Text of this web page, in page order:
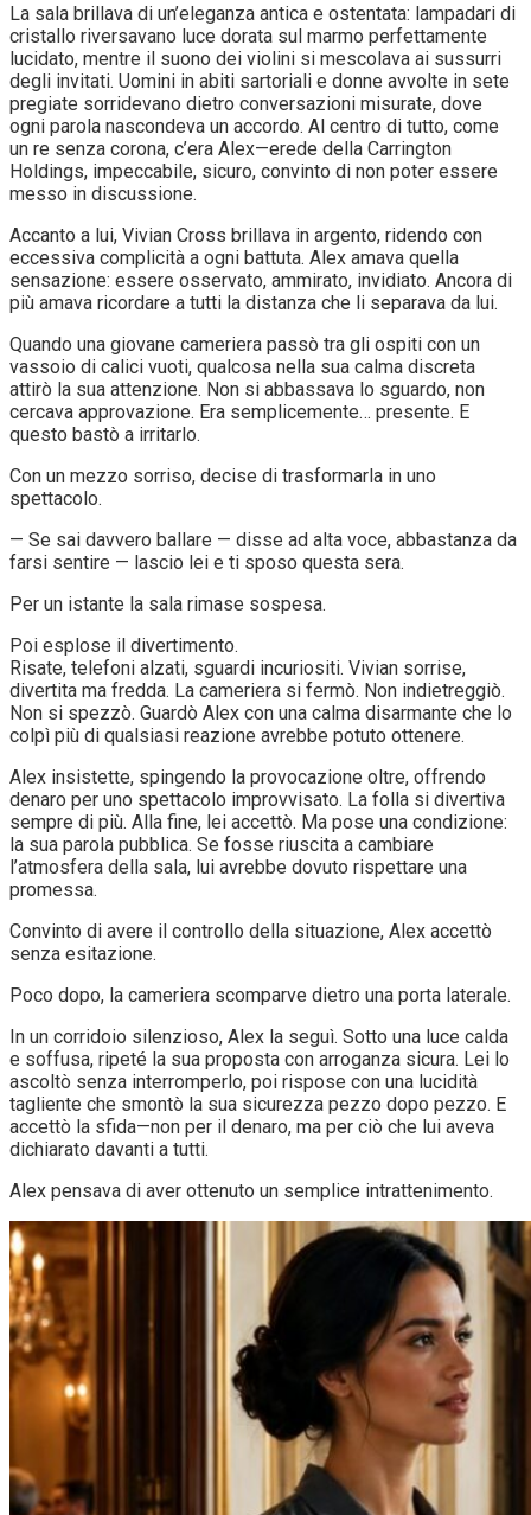
La sala brillava di un’eleganza antica e ostentata: lampadari di
cristallo riversavano luce dorata sul marmo perfettamente
lucidato, mentre il suono dei violini si mescolava ai sussurri
degli invitati. Uomini in abiti sartoriali e donne avvolte in sete
pregiate sorridevano dietro conversazioni misurate, dove
ogni parola nascondeva un accordo. Al centro di tutto, come
un re senza corona, c’era Alex—erede della Carrington
Holdings, impeccabile, sicuro, convinto di non poter essere
messo in discussione.
Accanto a lui, Vivian Cross brillava in argento, ridendo con
eccessiva complicità a ogni battuta. Alex amava quella
sensazione: essere osservato, ammirato, invidiato. Ancora di
più amava ricordare a tutti la distanza che li separava da lui.
Quando una giovane cameriera passò tra gli ospiti con un
vassoio di calici vuoti, qualcosa nella sua calma discreta
attirò la sua attenzione. Non si abbassava lo sguardo, non
cercava approvazione. Era semplicemente… presente. E
questo bastò a irritarlo.
Con un mezzo sorriso, decise di trasformarla in uno
spettacolo.
— Se sai davvero ballare — disse ad alta voce, abbastanza da
farsi sentire — lascio lei e ti sposo questa sera.
Per un istante la sala rimase sospesa.
Poi esplose il divertimento.
Risate, telefoni alzati, sguardi incuriositi. Vivian sorrise,
divertita ma fredda. La cameriera si fermò. Non indietreggiò.
Non si spezzò. Guardò Alex con una calma disarmante che lo
colpì più di qualsiasi reazione avrebbe potuto ottenere.
Alex insistette, spingendo la provocazione oltre, offrendo
denaro per uno spettacolo improvvisato. La folla si divertiva
sempre di più. Alla fine, lei accettò. Ma pose una condizione:
la sua parola pubblica. Se fosse riuscita a cambiare
l’atmosfera della sala, lui avrebbe dovuto rispettare una
promessa.
Convinto di avere il controllo della situazione, Alex accettò
senza esitazione.
Poco dopo, la cameriera scomparve dietro una porta laterale.
In un corridoio silenzioso, Alex la seguì. Sotto una luce calda
e soffusa, ripeté la sua proposta con arroganza sicura. Lei lo
ascoltò senza interromperlo, poi rispose con una lucidità
tagliente che smontò la sua sicurezza pezzo dopo pezzo. E
accettò la sfida—non per il denaro, ma per ciò che lui aveva
dichiarato davanti a tutti.
Alex pensava di aver ottenuto un semplice intrattenimento.